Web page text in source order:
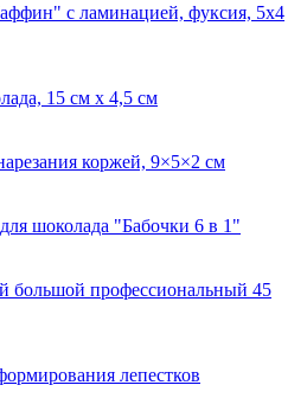
с ламинацией, фуксия, 5х4
15 см х 4,5 см
коржей, 9×5×2 см
шоколада "Бабочки 6 в 1"
большой профессиональный 45
лепестков